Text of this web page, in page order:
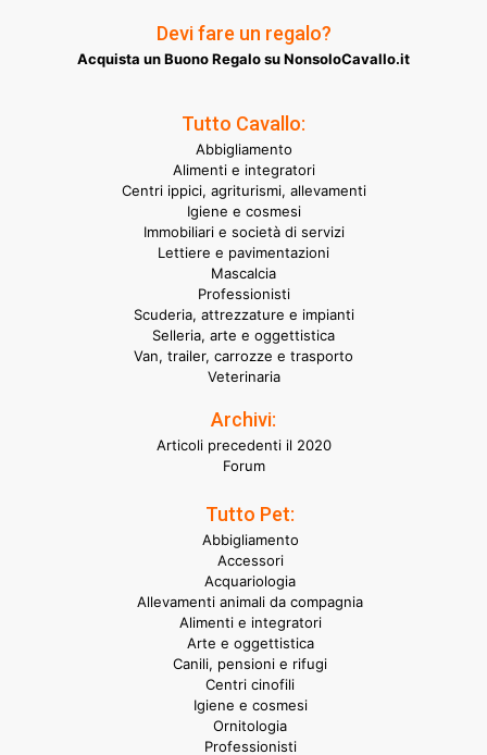
Devi fare un regalo?
Acquista un Buono Regalo su NonsoloCavallo.it
Tutto Cavallo:
Abbigliamento
Alimenti e integratori
Centri ippici, agriturismi, allevamenti
Igiene e cosmesi
Immobiliari e società di servizi
Lettiere e pavimentazioni
Mascalcia
Professionisti
Scuderia, attrezzature e impianti
Selleria, arte e oggettistica
Van, trailer, carrozze e trasporto
Veterinaria
Archivi:
Articoli precedenti il 2020
Forum
Tutto Pet:
Abbigliamento
Accessori
Acquariologia
Allevamenti animali da compagnia
Alimenti e integratori
Arte e oggettistica
Canili, pensioni e rifugi
Centri cinofili
Igiene e cosmesi
Ornitologia
Professionisti